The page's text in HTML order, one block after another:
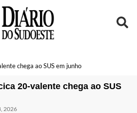
chega ao SUS em junho
20-valente chega ao SUS
2026